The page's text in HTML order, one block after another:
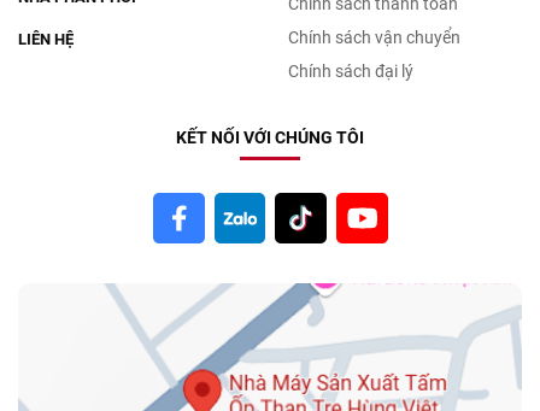
LIÊN HỆ
Chính sách vận chuyển
Chính sách đại lý
KẾT NỐI VỚI CHÚNG TÔI